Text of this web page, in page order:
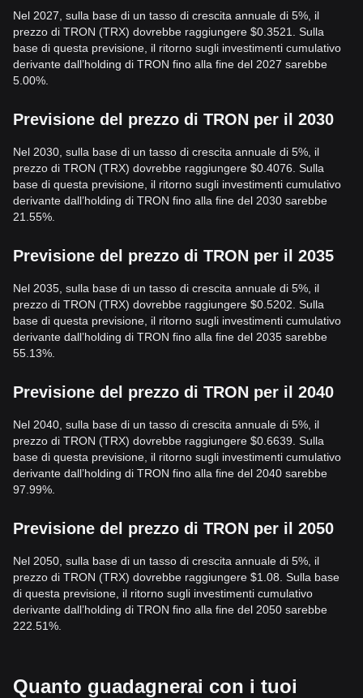
Nel 2027, sulla base di un tasso di crescita annuale di 5%, il
prezzo di TRON (TRX) dovrebbe raggiungere $0.3521. Sulla
base di questa previsione, il ritorno sugli investimenti cumulativo
derivante dall’holding di TRON fino alla fine del 2027 sarebbe
5.00%.
Previsione del prezzo di TRON per il 2030
Nel 2030, sulla base di un tasso di crescita annuale di 5%, il
prezzo di TRON (TRX) dovrebbe raggiungere $0.4076. Sulla
base di questa previsione, il ritorno sugli investimenti cumulativo
derivante dall’holding di TRON fino alla fine del 2030 sarebbe
21.55%.
Previsione del prezzo di TRON per il 2035
Nel 2035, sulla base di un tasso di crescita annuale di 5%, il
prezzo di TRON (TRX) dovrebbe raggiungere $0.5202. Sulla
base di questa previsione, il ritorno sugli investimenti cumulativo
derivante dall’holding di TRON fino alla fine del 2035 sarebbe
55.13%.
Previsione del prezzo di TRON per il 2040
Nel 2040, sulla base di un tasso di crescita annuale di 5%, il
prezzo di TRON (TRX) dovrebbe raggiungere $0.6639. Sulla
base di questa previsione, il ritorno sugli investimenti cumulativo
derivante dall’holding di TRON fino alla fine del 2040 sarebbe
97.99%.
Previsione del prezzo di TRON per il 2050
Nel 2050, sulla base di un tasso di crescita annuale di 5%, il
prezzo di TRON (TRX) dovrebbe raggiungere $1.08. Sulla base
di questa previsione, il ritorno sugli investimenti cumulativo
derivante dall’holding di TRON fino alla fine del 2050 sarebbe
222.51%.
Quanto guadagnerai con i tuoi